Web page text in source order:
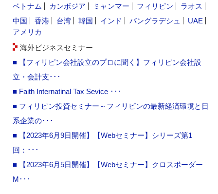
ベトナム
カンボジア ミャンマー フィリピン
ラオス
中国
香港 台湾 韓国 インド バングラデシュ
UAE
アメリカ
海外ビジネスセミナー
■ 【フィリピン会社設立のプロに聞く】フィリピン会社設
立・会計支･･･
■ Faith Internatinal Tax Sevice ･･･
■ フィリピン投資セミナー～フィリピンの最新経済環境と日
系企業の･･･
■ 【2023年6月9日開催】【Webセミナー】シリーズ第1
回：･･･
■ 【2023年6月5日開催】【Webセミナー】クロスボーダー
M･･･